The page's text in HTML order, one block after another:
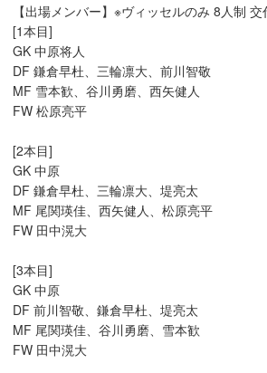
【出場メンバー】※ヴィッセルのみ 8人制 交
[1本目]
GK 中原将人
DF 鎌倉早杜、三輪凛大、前川智敬
MF 雪本歓、谷川勇磨、西矢健人
FW 松原亮平
[2本目]
GK 中原
DF 鎌倉早杜、三輪凛大、堤亮太
MF 尾関瑛佳、西矢健人、松原亮平
FW 田中滉大
[3本目]
GK 中原
DF 前川智敬、鎌倉早杜、堤亮太
MF 尾関瑛佳、谷川勇磨、雪本歓
FW 田中滉大